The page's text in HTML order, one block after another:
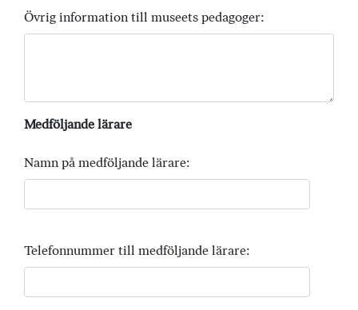
Övrig information till museets pedagoger:
Medföljande lärare
Namn på medföljande lärare:
Telefonnummer till medföljande lärare: